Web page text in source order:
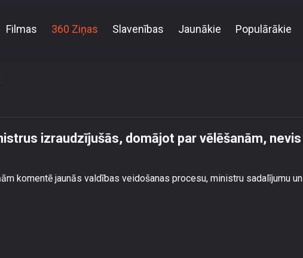
Filmas 360 Ziņas Slavenības Jaunākie Populārākie
izraudzījušās, domājot par vēlēšanām, nevis
komentē jaunās valdības veidošanas procesu, ministru sadalījumu un